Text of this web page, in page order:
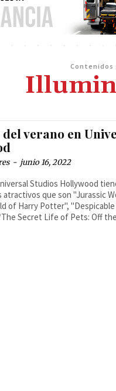
Contenidos
verano en
- junio 16, 2022
Studios Hollywood
atractivos que son "Jurassic
of Harry Potter",
Secret Life of Pets: Off